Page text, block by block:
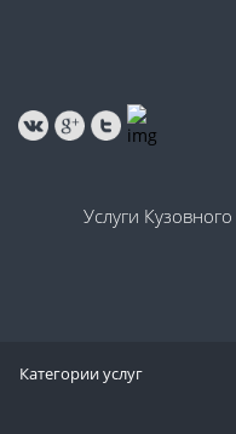
Услуги
Категории услуг